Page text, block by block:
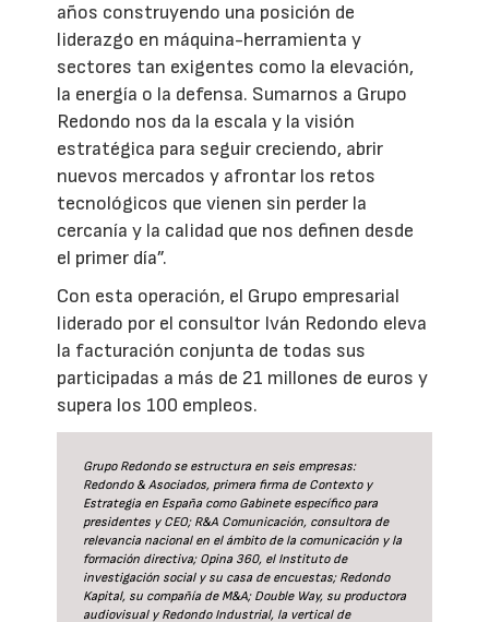
años construyendo una posición de
liderazgo en máquina-herramienta y
sectores tan exigentes como la elevación,
la energía o la defensa. Sumarnos a Grupo
Redondo nos da la escala y la visión
estratégica para seguir creciendo, abrir
nuevos mercados y afrontar los retos
tecnológicos que vienen sin perder la
cercanía y la calidad que nos definen desde
el primer día”.
Con esta operación, el Grupo empresarial
liderado por el consultor Iván Redondo eleva
la facturación conjunta de todas sus
participadas a más de 21 millones de euros y
supera los 100 empleos.
Grupo Redondo se estructura en seis empresas:
Redondo & Asociados, primera firma de Contexto y
Estrategia en España como Gabinete específico para
presidentes y CEO; R&A Comunicación, consultora de
relevancia nacional en el ámbito de la comunicación y la
formación directiva; Opina 360, el Instituto de
investigación social y su casa de encuestas; Redondo
Kapital, su compañía de M&A; Double Way, su productora
audiovisual y Redondo Industrial, la vertical de